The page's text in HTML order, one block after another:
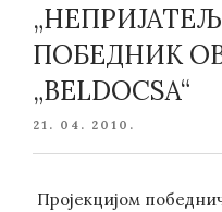
ПОБЕДНИК
„BELDOCSA“
POSTED
21. 04. 2010.
Пројекцијом